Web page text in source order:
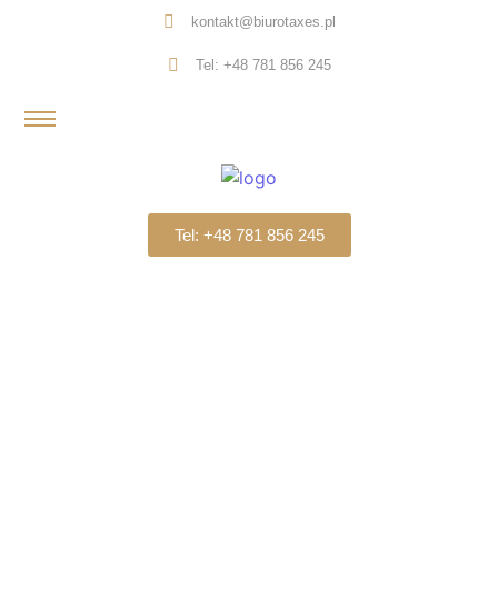
kontakt@biurotaxes.pl
Tel: +48 781 856 245
Tel: +48 781 856 245